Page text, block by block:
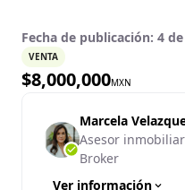
Fecha de publicación: 4
VENTA
$8,000,000MXN
Marcela
Asesor
Broker
Ver información